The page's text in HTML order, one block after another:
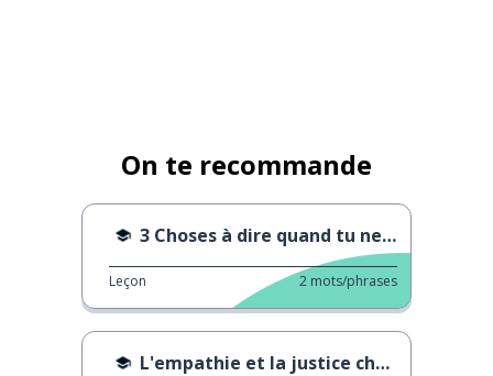
On te recommande
3 Choses à dire quand tu ne comprends pas
Leçon 2 mots/phrases
L'empathie et la justice chez les enfants